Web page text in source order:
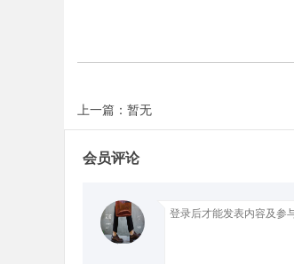
上一篇：暂无
会员评论